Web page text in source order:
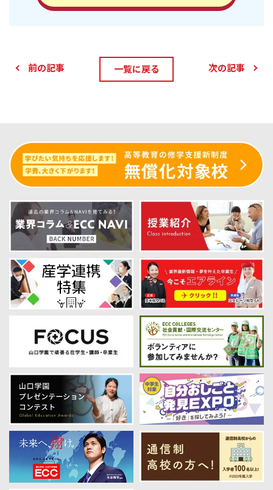
前の記事 一覧に戻る 次の記事